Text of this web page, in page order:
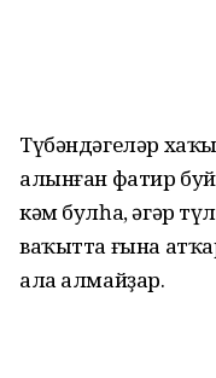
Түбәндәгеләр
алынған фатир
кәм булһа, әгәр
ваҡытта ғына
ала алмайҙар.